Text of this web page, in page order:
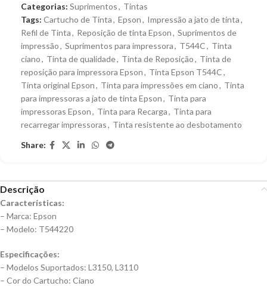
Categorias: Suprimentos, Tintas
Tags: Cartucho de Tinta, Epson, Impressão a jato de tinta,
Refil de Tinta, Reposição de tinta Epson, Suprimentos de
impressão, Suprimentos para impressora, T544C, Tinta
ciano, Tinta de qualidade, Tinta de Reposição, Tinta de
reposição para impressora Epson, Tinta Epson T544C,
Tinta original Epson, Tinta para impressões em ciano, Tinta
para impressoras a jato de tinta Epson, Tinta para
impressoras Epson, Tinta para Recarga, Tinta para
recarregar impressoras, Tinta resistente ao desbotamento
Share:
Descrição
Características:
– Marca: Epson
– Modelo: T544220
Especificações:
– Modelos Suportados: L3150, L3110
– Cor do Cartucho: Ciano